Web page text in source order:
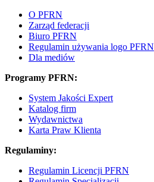
O PFRN
Zarząd federacji
Biuro PFRN
Regulamin używania logo PFRN
Dla mediów
Programy PFRN:
System Jakości Expert
Katalog firm
Wydawnictwa
Karta Praw Klienta
Regulaminy:
Regulamin Licencji PFRN